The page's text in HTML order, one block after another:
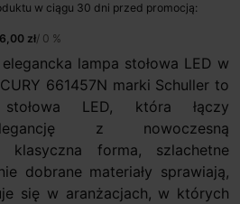
w ciągu 30 dni przed promocją:
zł/ 0 %
lampa stołowa LED w
661457N marki Schuller to
LED, która łączy
z nowoczesną
klasyczna forma, szlachetne
dobrane materiały sprawiają,
się w aranżacjach, w których